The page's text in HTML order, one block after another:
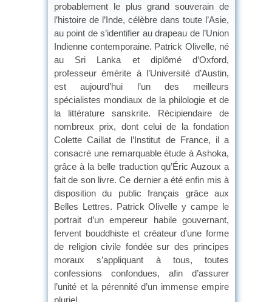
probablement le plus grand souverain de
l’histoire de l’Inde, célèbre dans toute l’Asie,
au point de s’identifier au drapeau de l’Union
Indienne contemporaine. Patrick Olivelle, né
au Sri Lanka et diplômé d’Oxford,
professeur émérite à l’Université d’Austin,
est aujourd’hui l’un des meilleurs
spécialistes mondiaux de la philologie et de
la littérature sanskrite. Récipiendaire de
nombreux prix, dont celui de la fondation
Colette Caillat de l’Institut de France, il a
consacré une remarquable étude à Ashoka,
grâce à la belle traduction qu’Éric Auzoux a
fait de son livre. Ce dernier a été enfin mis à
disposition du public français grâce aux
Belles Lettres. Patrick Olivelle y campe le
portrait d’un empereur habile gouvernant,
fervent bouddhiste et créateur d’une forme
de religion civile fondée sur des principes
moraux s’appliquant à tous, toutes
confessions confondues, afin d’assurer
l’unité et la pérennité d’un immense empire
pluriel.